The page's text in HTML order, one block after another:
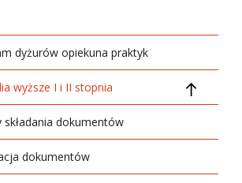
dyżurów opiekuna praktyk
wyższe I i II stopnia
składania dokumentów
dokumentów